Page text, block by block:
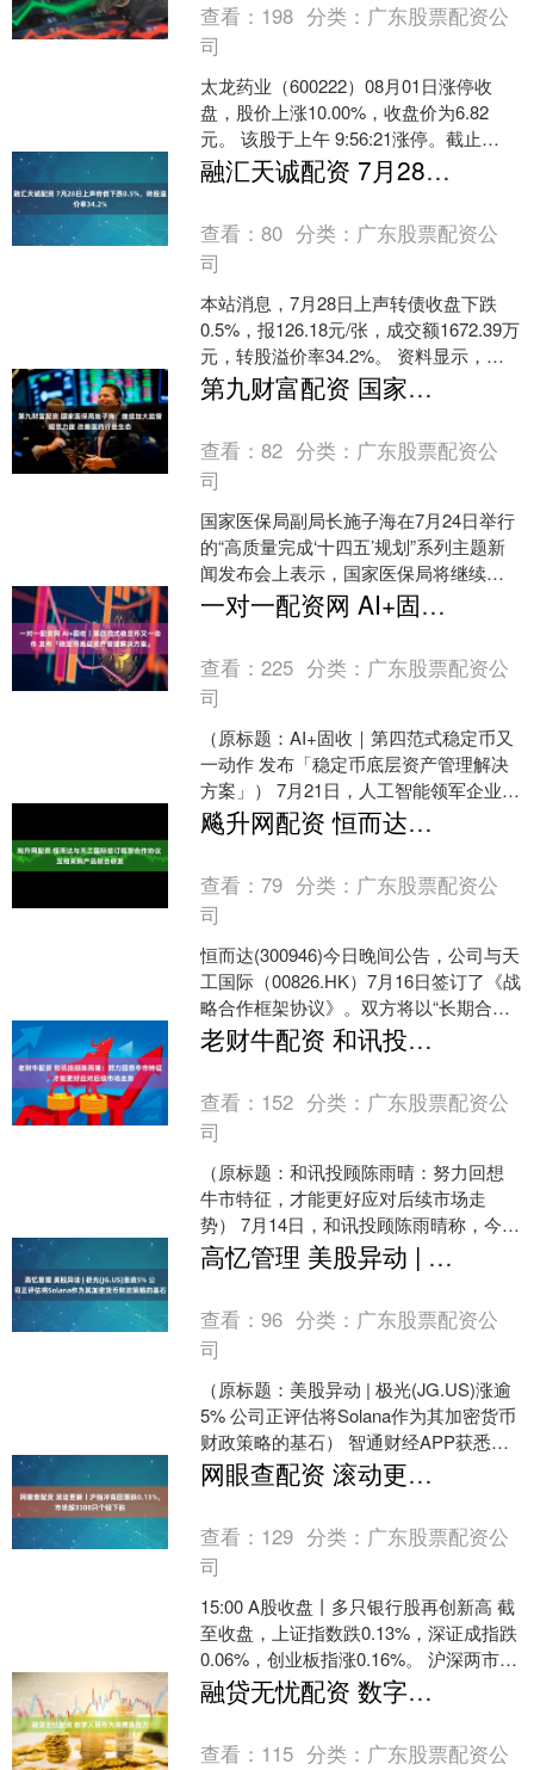
查看： 198 分类： 广东股票配资公
司
太龙药业（600222）08月01日涨停收
盘，股价上涨10.00%，收盘价为6.82
元。 该股于上午 9:56:21涨停。截止
15:00:31未打开涨停，封住涨....融汇天诚配资 7月28日上声转债下跌0.5%，转股溢价率34.2%
查看：80 分类： 广东股票配资公
司
本站消息，7月28日上声转债收盘下跌
0.5%，报126.18元/张，成交额1672.39万
元，转股溢价率34.2%。 资料显示，上
声转债信用级别为“A+”，债券....
第九财富配资 国家医保局施子海：继续加大监管规范力度 改善医药行业生态
查看：82 分类： 广东股票配资公
司
国家医保局副局长施子海在7月24日举行
的“高质量完成‘十四五’规划”系列主题新
闻发布会上表示，国家医保局将继续加
大监管规范力度，持续改善行业生态。
信用评价的实施....
一对一配资网 AI+固收｜第四范式稳定币又一动作 发布「稳定币底层资产管理解决方案」
查看：225 分类： 广东股票配资公
司
（原标题：AI+固收｜第四范式稳定币又
一动作 发布「稳定币底层资产管理解决
方案」） 7月21日，人工智能领军企业第
四范式与固定收益金融科技平台九鞅科
技达成战略合....
飚升网配资 恒而达与天工国际签订框架合作协议 互相采购产品联合研发
查看：79 分类： 广东股票配资公
司
恒而达(300946)今日晚间公告，公司与天
工国际（00826.HK）7月16日签订了《战
略合作框架协议》。双方将以“长期合
作、互利共赢、共同发展”为宗旨，整
合....
老财牛配资 和讯投顾陈雨晴：努力回想牛市特征，才能更好应对后续市场走势
查看： 152 分类： 广东股票配资公
司
（原标题：和讯投顾陈雨晴：努力回想
牛市特征，才能更好应对后续市场走
势） 7月14日，和讯投顾陈雨晴称，今天
市场缩量2500多亿，不过指数仍维持在
高位，这主要得益....
高忆管理 美股异动 | 极光(JG.US)涨逾5% 公司正评估将Solana作为其加密货币财政策略的基石
查看：96 分类： 广东股票配资公
司
（原标题：美股异动 | 极光(JG.US)涨逾
5% 公司正评估将Solana作为其加密货币
财政策略的基石） 智通财经APP获悉，
周五，极光(JG.US)涨逾5%....网眼查配资 滚动更新丨沪指冲高回落跌0.13%，市场超3300只个股下跌
查看： 129 分类： 广东股票配资公
司
15:00 A股收盘丨多只银行股再创新高 截
至收盘，上证指数跌0.13%，深证成指跌
0.06%，创业板指涨0.16%。 沪深两市全
天成交额1.51万亿，较上个交....
融贷无忧配资 数字人民币为消费添活力
查看： 115 分类： 广东股票配资公